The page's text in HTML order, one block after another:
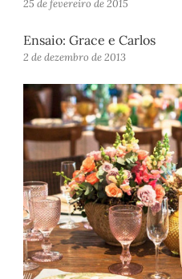
25 de fevereiro de 2015
Ensaio: Grace e Carlos
2 de dezembro de 2013